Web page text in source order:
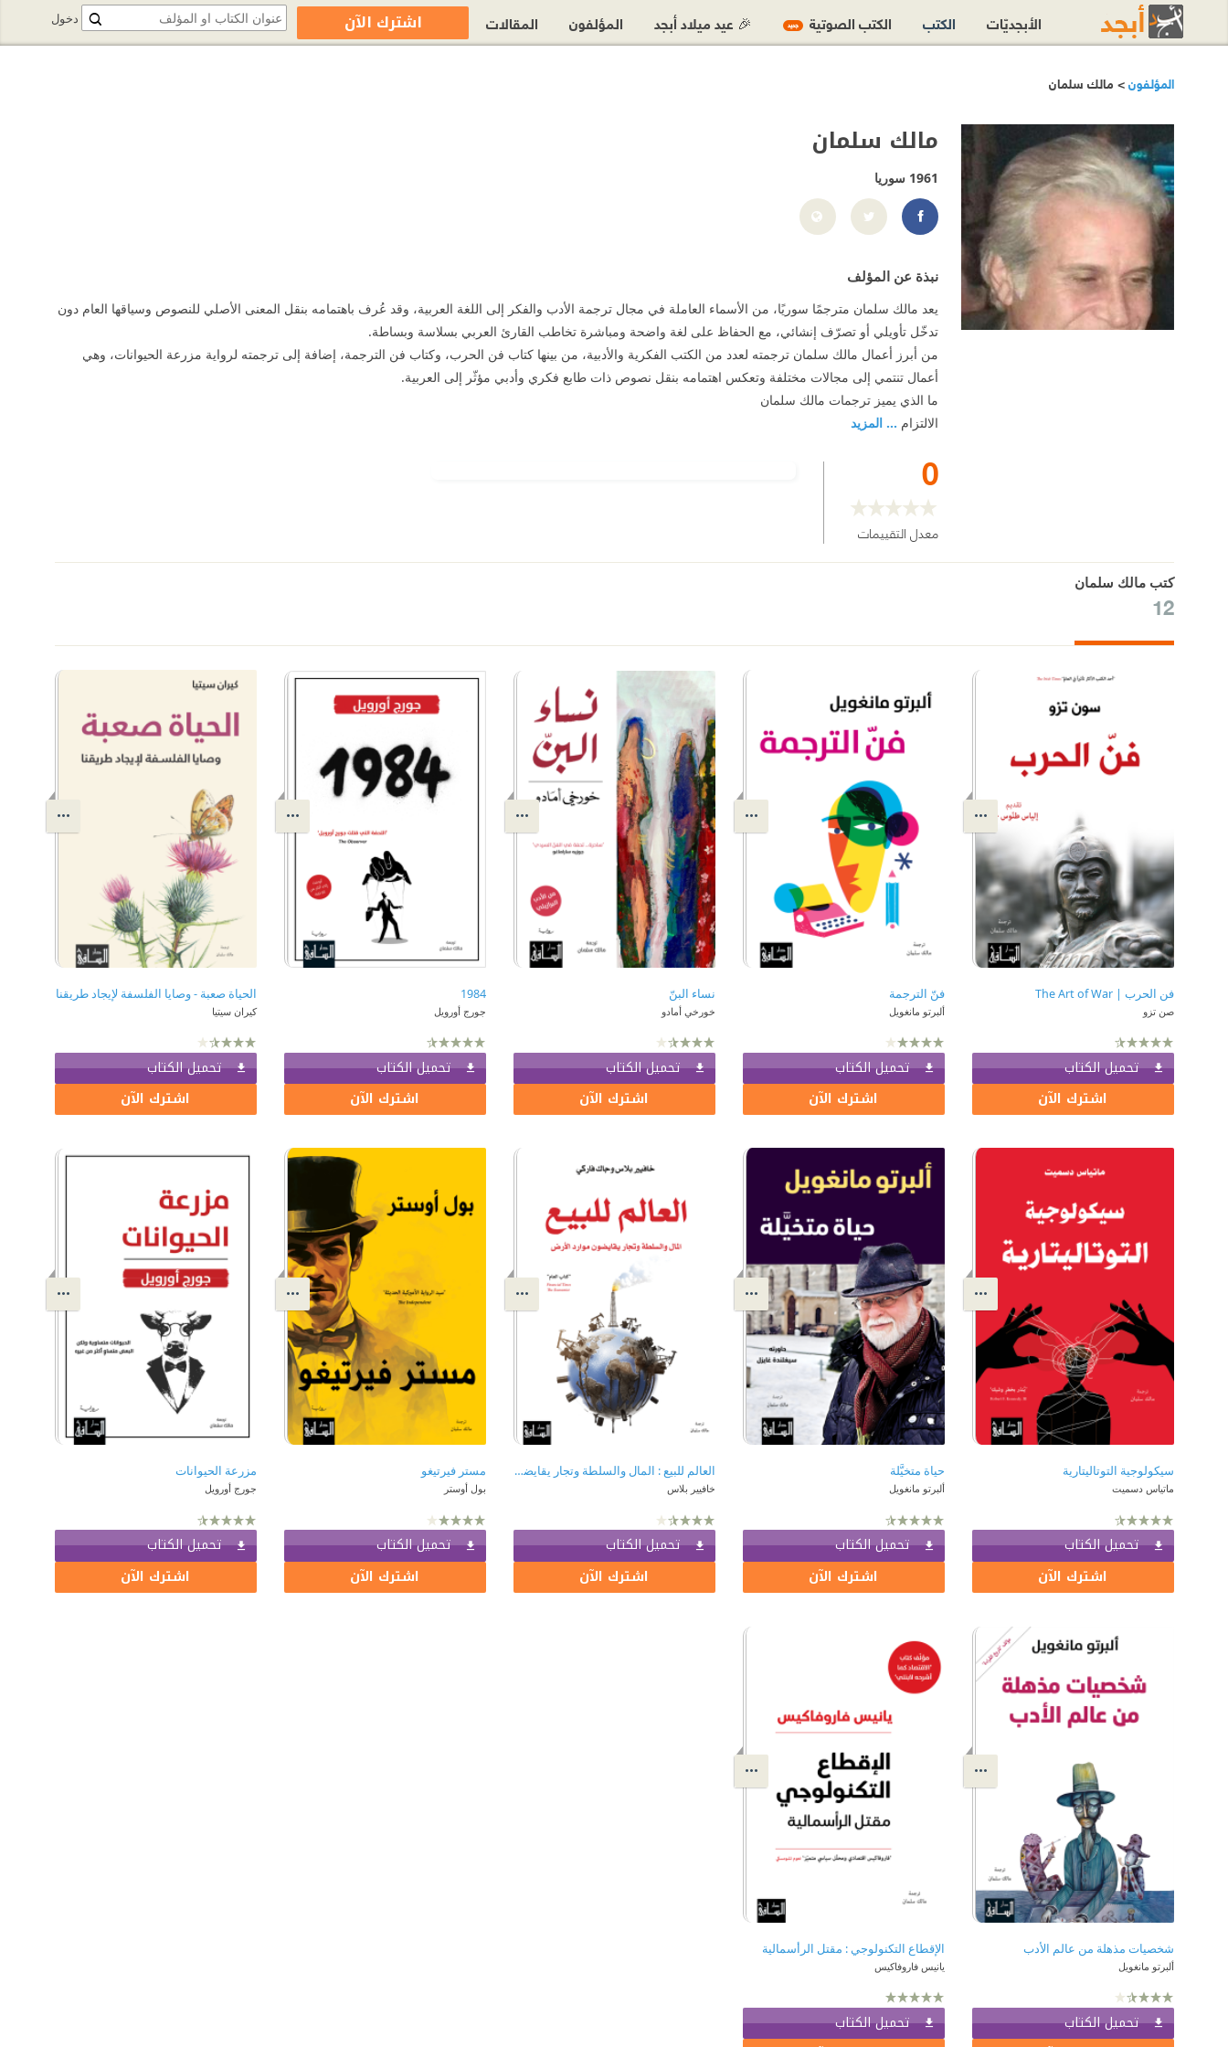
المؤلفون> مالك سلمان
مالك سلمان
1961 سوريا
https://www.facebook.com/malek.salman.598595
نبذة عن المؤلف
يعد مالك سلمان مترجمًا سوريًا، من الأسماء العاملة في مجال ترجمة الأدب والفكر إلى اللغة العربية، وقد عُرف باهتمامه بنقل المعنى الأصلي للنصوص وسياقها العام دون
تدخّل تأويلي أو تصرّف إنشائي، مع الحفاظ على لغة واضحة ومباشرة تخاطب القارئ العربي بسلاسة وبساطة.
من أبرز أعمال مالك سلمان ترجمته لعدد من الكتب الفكرية والأدبية، من بينها كتاب فن الحرب، وكتاب فن الترجمة، إضافة إلى ترجمته لرواية مزرعة الحيوانات، وهي
أعمال تنتمي إلى مجالات مختلفة وتعكس اهتمامه بنقل نصوص ذات طابع فكري وأدبي مؤثّر إلى العربية.
ما الذي يميز ترجمات مالك سلمان
الالتزام ... المزيد
0
معدل التقييمات
كتب مالك سلمان
12
فن الحرب | The Art of War
صن تزو
تحميل الكتاب
اشترك الآن
فنّ الترجمة
ألبرتو مانغويل
تحميل الكتاب
اشترك الآن
نساء البنّ
خورخي أمادو
تحميل الكتاب
اشترك الآن
1984
جورج أورويل
تحميل الكتاب
اشترك الآن
الحياة صعبة - وصايا الفلسفة لإيجاد طريقنا
كيران سيتيا
تحميل الكتاب
اشترك الآن
سيكولوجية التوتاليتارية
ماتياس دسميت
تحميل الكتاب
اشترك الآن
حياة متخيَّلة
ألبرتو مانغويل
تحميل الكتاب
اشترك الآن
العالم للبيع : المال والسلطة وتجار يقايضون موارد الأرض
خافيير بلاس
تحميل الكتاب
اشترك الآن
مستر فيرتيغو
بول أوستر
تحميل الكتاب
اشترك الآن
مزرعة الحيوانات
جورج أورويل
تحميل الكتاب
اشترك الآن
شخصيات مذهلة من عالم الأدب
ألبرتو مانغويل
تحميل الكتاب
الإقطاع التكنولوجي : مقتل الرأسمالية
يانيس فاروفاكيس
تحميل الكتاب
دخول الأبجديّات الكتب الكتب الصوتية جديد 🎉 عيد ميلاد أبجد المؤلفون المقالات اشترك الآن